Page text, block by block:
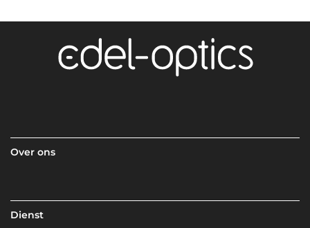
Over ons
Dienst